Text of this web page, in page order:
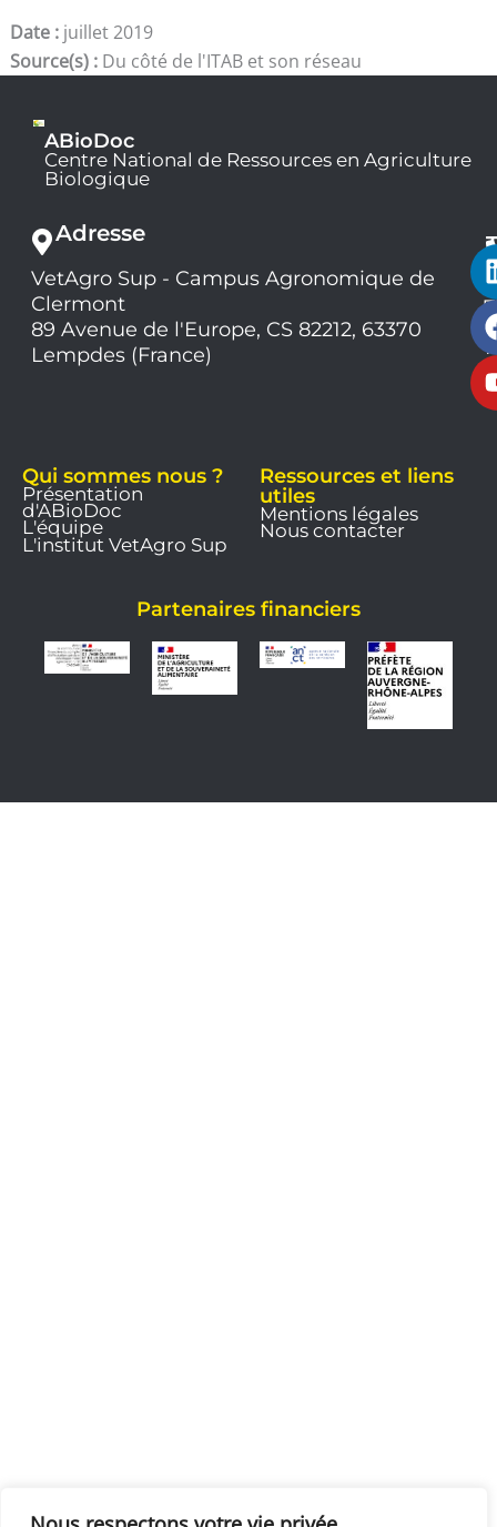
Date : juillet 2019
Source(s) : Du côté de l'ITAB et son réseau
ABioDoc
Centre National de Ressources en Agriculture
Biologique
Adresse
VetAgro Sup - Campus Agronomique de
Clermont
89 Avenue de l'Europe, CS 82212, 63370
Lempdes (France)
Qui sommes nous ?
Présentation
d'ABioDoc
L'équipe
L'institut VetAgro Sup
Ressources et liens
utiles
Mentions légales
Nous contacter
Partenaires financiers